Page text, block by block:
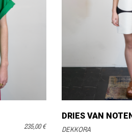
235,00 €
DRIES VAN
DEKKORA